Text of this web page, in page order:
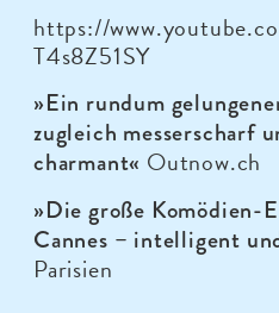
https://
T4s8Z51SY
»Ein rundum
zugleich messerscharf
charmant« Outnow.ch
»Die große Komödien-
Cannes – intelligent
Parisien